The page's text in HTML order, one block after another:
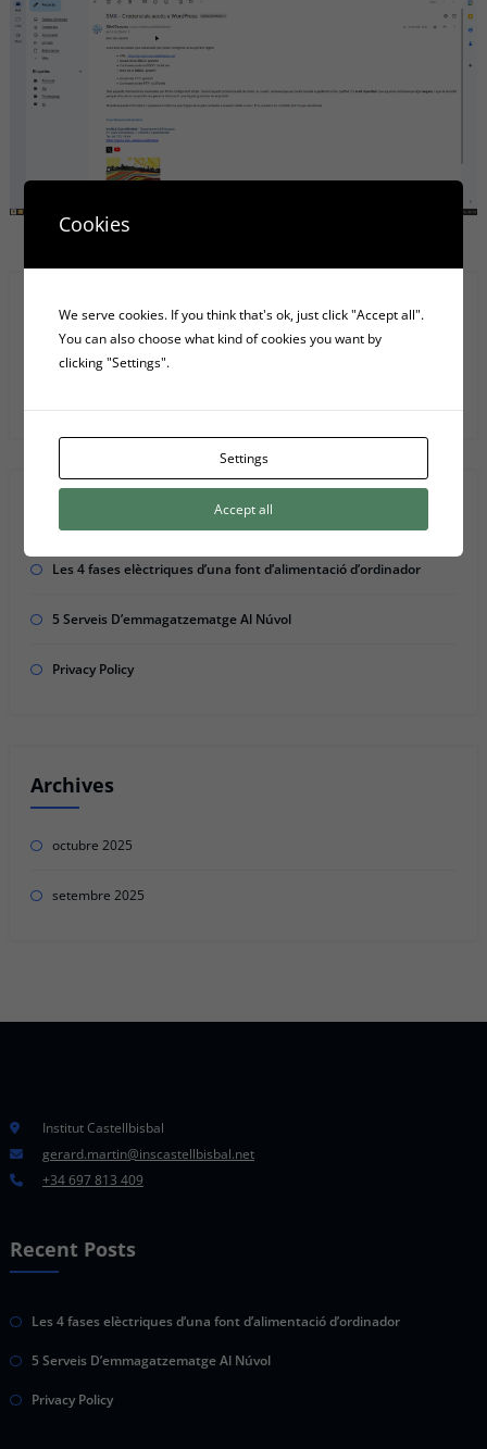
Search
Les 4 fases elèctriques d’una font d’alimentació d’ordinador
5 Serveis D’emmagatzematge Al Núvol
Privacy Policy
Archives
octubre 2025
setembre 2025
Institut Castellbisbal
gerard.martin@inscastellbisbal.net
+34 697 813 409
Recent Posts
Les 4 fases elèctriques d’una font d’alimentació d’ordinador
5 Serveis D’emmagatzematge Al Núvol
Privacy Policy
Cookies
We serve cookies. If you think that's ok, just click "Accept all".
You can also choose what kind of cookies you want by
clicking "Settings".
Settings
Accept all